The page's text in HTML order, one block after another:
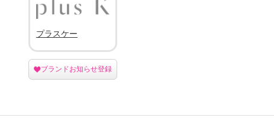
プラスケー
ブランドお知らせ登録